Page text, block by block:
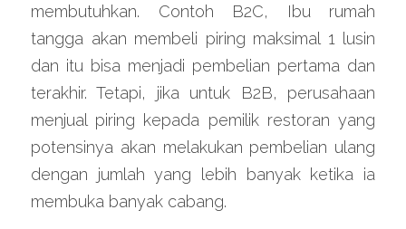
membutuhkan. Contoh B2C, Ibu rumah
tangga akan membeli piring maksimal 1 lusin
dan itu bisa menjadi pembelian pertama dan
terakhir. Tetapi, jika untuk B2B, perusahaan
menjual piring kepada pemilik restoran yang
potensinya akan melakukan pembelian ulang
dengan jumlah yang lebih banyak ketika ia
membuka banyak cabang.